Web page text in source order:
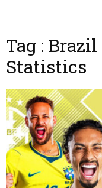
Tag :
Statistics